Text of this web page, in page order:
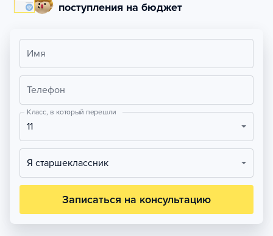
поступления на бюджет
Имя
Телефон
Класс, в который перешли
11
Я старшеклассник
Записаться на консультацию